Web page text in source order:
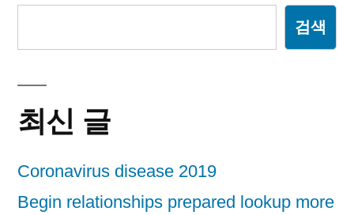
검색
최신 글
Coronavirus disease 2019
Begin relationships prepared lookup more